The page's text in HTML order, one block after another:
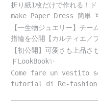
折り紙1枚だけで作れる
make Paper Dress 簡単
【一生物ジュエリー】チー
指輪を公開【カルティエ／
【初公開】可愛さも上品
ドLookBook✨
Come fare un vestito
tutorial di Re-fashion